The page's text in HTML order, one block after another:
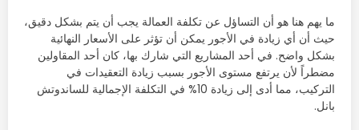
ما يهم هنا هو أن التساؤل عن تكلفة العمالة يجب أن يتم بشكل دقيق،
حيث أن أي زيادة في الأجور يمكن أن تؤثر على الأسعار النهائية
بشكل واضح. في أحد المشاريع التي شارك بها، كان أحد المقاولين
مضطراً لأن يرتفع مستوى الأجور بسبب زيادة التعقيدات في
التركيب، مما أدى إلى زيادة 10% في التكلفة الإجمالية للساندوتش
بانل.